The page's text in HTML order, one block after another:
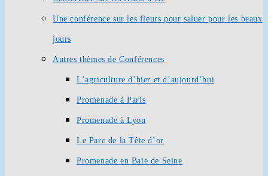
Une conférence sur les fleurs pour saluer pour les beaux
jours
Autres thèmes de Conférences
L’agriculture d’hier et d’aujourd’hui
Promenade à Paris
Promenade à Lyon
Le Parc de la Tête d’or
Promenade en Baie de Seine